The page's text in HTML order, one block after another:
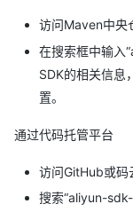
访问Maven中央
在搜索框中输入
SDK的相关信息
置。
通过代码托管平台
访问GitHub或码
搜索“aliyun-